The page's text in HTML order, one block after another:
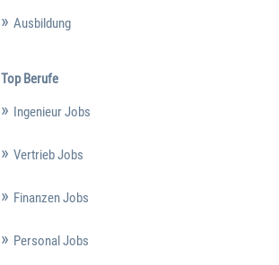
Ausbildung
Top Berufe
Ingenieur Jobs
Vertrieb Jobs
Finanzen Jobs
Personal Jobs